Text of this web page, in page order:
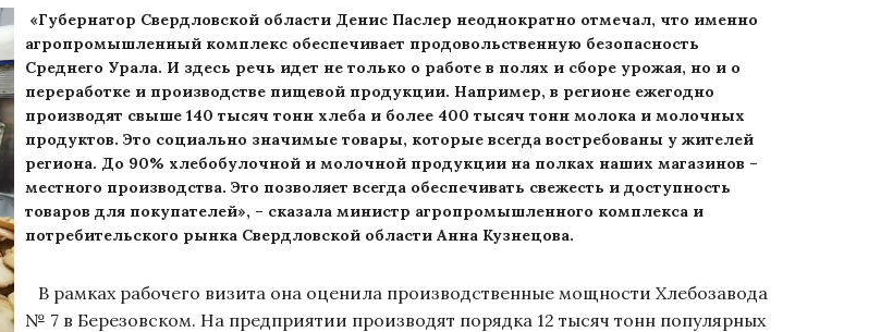
«Губернатор Свердловской области Денис Паслер неоднократно отмечал, что именно
агропромышленный комплекс обеспечивает продовольственную безопасность
Среднего Урала. И здесь речь идет не только о работе в полях и сборе урожая, но и о
переработке и производстве пищевой продукции. Например, в регионе ежегодно
производят свыше 140 тысяч тонн хлеба и более 400 тысяч тонн молока и молочных
продуктов. Это социально значимые товары, которые всегда востребованы у жителей
региона. До 90% хлебобулочной и молочной продукции на полках наших магазинов –
местного производства. Это позволяет всегда обеспечивать свежесть и доступность
товаров для покупателей», – сказала министр агропромышленного комплекса и
потребительского рынка Свердловской области Анна Кузнецова.
В рамках рабочего визита она оценила производственные мощности Хлебозавода
№ 7 в Березовском. На предприятии производят порядка 12 тысяч тонн популярных